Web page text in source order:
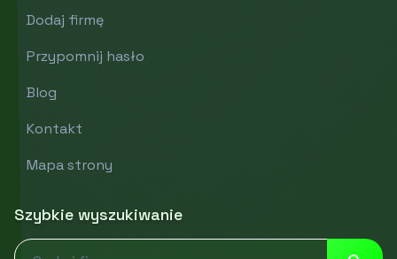
Dodaj firmę
Przypomnij hasło
Blog
Kontakt
Mapa strony
Szybkie wyszukiwanie